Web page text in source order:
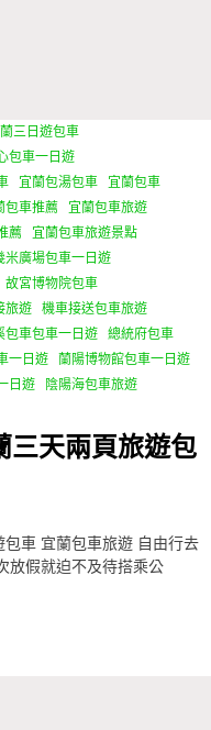
三日遊包車
包車一日遊
宜蘭包湯包車
宜蘭包車
包車推薦
宜蘭包車旅遊
薦
宜蘭包車旅遊景點
米廣場包車一日遊
故宮博物院包車
旅遊
機車接送包車旅遊
包車包車一日遊
總統府包車
一日遊
蘭陽博物館包車一日遊
日遊
陰陽海包車旅遊
三天兩頁旅遊包
車 宜蘭包車旅遊 自由行去
放假就迫不及待搭乘公